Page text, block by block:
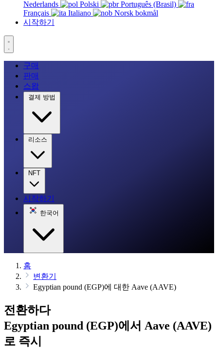
Nederlands
Polski
Português (Brasil)
Français
Italiano
Norsk bokmål
시작하기
구매
판매
스왑
결제 방법
리소스
NFT
시작하기
한국어
홈
변환기
Egyptian pound (EGP)에 대한 Aave (AAVE)
전환하다
Egyptian pound (EGP)에서 Aave (AAVE)
로 즉시